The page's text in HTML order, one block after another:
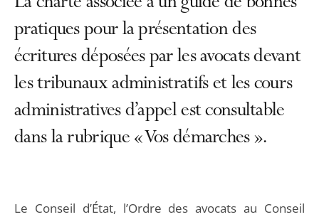
pratiques pour la présentation des
écritures déposées par les avocats devant
les tribunaux administratifs et les cours
administratives d’appel est consultable
dans la rubrique « Vos démarches ».
Le Conseil d’État, l’Ordre des avocats au Conseil